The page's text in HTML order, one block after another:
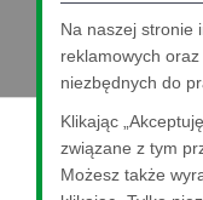
Na naszej stronie
reklamowych
niezbędnych do
Klikając
związane z tym
Możesz także